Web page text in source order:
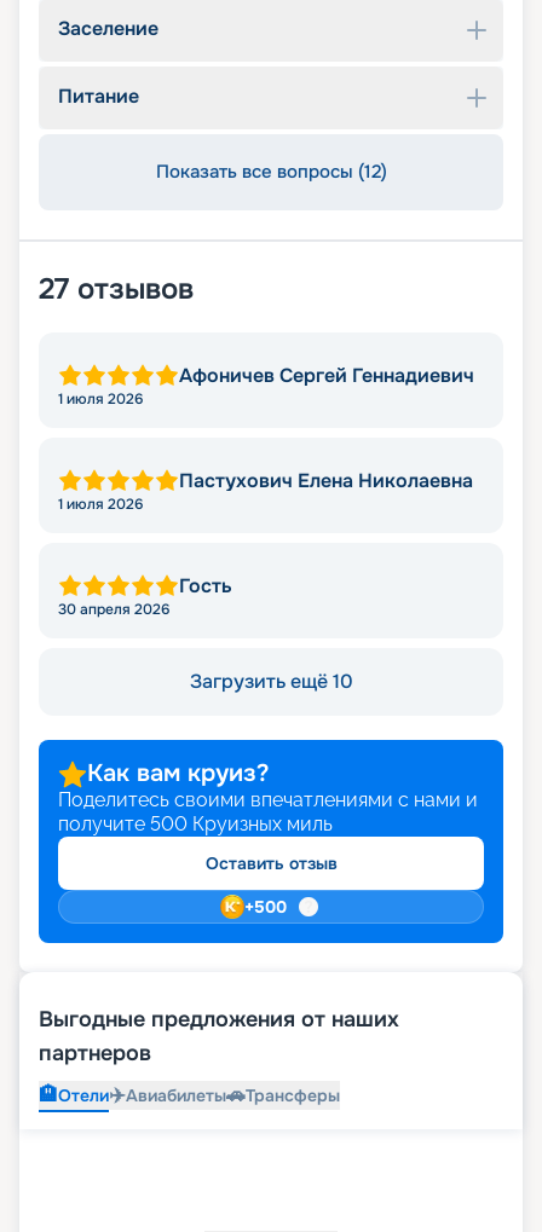
Заселение
Питание
Показать все вопросы (12)
27 отзывов
Афоничев Сергей Геннадиевич
1 июля 2026
Пастухович Елена Николаевна
1 июля 2026
Гость
30 апреля 2026
Загрузить ещё 10
Как вам круиз?
Поделитесь своими впечатлениями с нами и
получите 500 Круизных миль
Оставить отзыв
+500
Выгодные предложения от наших
партнеров
🏨Отели✈️Авиабилеты🚗Трансферы